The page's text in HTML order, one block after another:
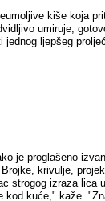
kiše koja
umiruje,
ljepšeg
je proglašeno
krivulje,
strogog izraza lica u
kod kuće," kaže.